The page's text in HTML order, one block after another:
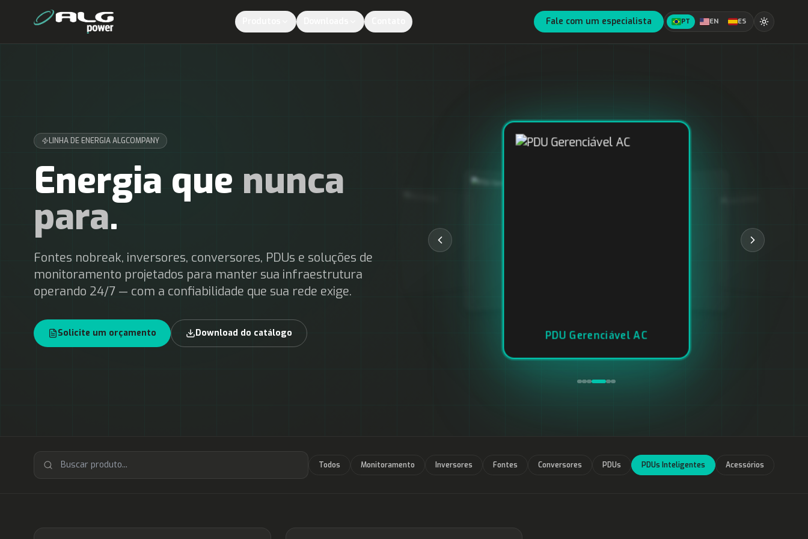
Fale com um especialista PT EN ES
LINHA DE ENERGIA ALGCOMPANY
Energia que nunca
para.
Fontes nobreak, inversores, conversores, PDUs e soluções de
monitoramento projetados para manter sua infraestrutura
operando 24/7 — com a confiabilidade que sua rede exige.
Solicite um orçamento Download do catálogo
Todos Monitoramento Inversores Fontes Conversores PDUs PDUs Inteligentes Acessórios